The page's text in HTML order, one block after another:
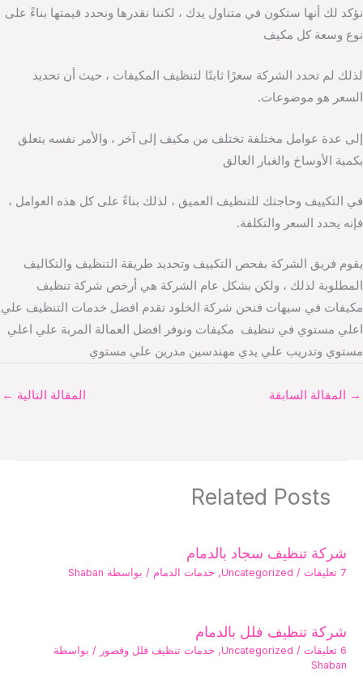
نؤكد لك أنها ستكون في متناول يدك ، لكننا نقدرها ونحدد قيمتها بناءً على
نوع وسعة كل مكيف
لذلك لم تحدد الشركة سعرًا ثابتًا لتنظيف المكيفات ، حيث أن تحديد
السعر هو موضوعات.
إلى عدة عوامل مختلفة تختلف من مكيف إلى آخر ، والأمر نفسه يتعلق
بكمية الأوساخ والغبار العالق
في التكييف وحاجتك للتنظيف العميق ، لذلك بناءً على كل هذه العوامل ،
فإنه يحدد السعر والتكلفة.
يقوم فريق الشركة بفحص التكييف وتحديد طريقة التنظيف والتكاليف
المطلوبة لذلك ، ولكن بشكل عام الشركة هي أرخص شركة تنظيف
مكيفات في سيهات فنحن شركة الخلود تقدم افضل خدمات التنظيف علي
اعلي مستوي في تنظيف مكيفات ونوفر افضل العمالة المربة علي اعلي
مستوي وتدريب علي يدي مهندسين مدرين علي مستوي
→ المقالة السابقة المقالة التالية ←
Related Posts
شركة تنظيف سجاد بالدمام
7 تعليقات /
Uncategorized
, خدمات الدمام / بواسطة Shaban
شركة تنظيف فلل بالدمام
6 تعليقات /
Uncategorized
, خدمات تنظيف فلل وقصور / بواسطة
Shaban